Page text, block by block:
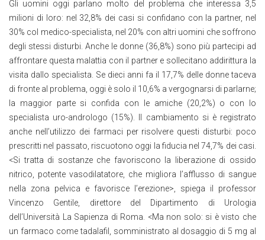
Gli uomini oggi parlano molto del problema che interessa 3,5
milioni di loro: nel 32,8% dei casi si confidano con la partner, nel
30% col medico-specialista, nel 20% con altri uomini che soffrono
degli stessi disturbi. Anche le donne (36,8%) sono più partecipi ad
affrontare questa malattia con il partner e sollecitano addirittura la
visita dallo specialista. Se dieci anni fa il 17,7% delle donne taceva
di fronte al problema, oggi è solo il 10,6% a vergognarsi di parlarne;
la maggior parte si confida con le amiche (20,2%) o con lo
specialista uro-andrologo (15%). Il cambiamento si è registrato
anche nell’utilizzo dei farmaci per risolvere questi disturbi: poco
prescritti nel passato, riscuotono oggi la fiducia nel 74,7% dei casi.
<Si tratta di sostanze che favoriscono la liberazione di ossido
nitrico, potente vasodilatatore, che migliora l’afflusso di sangue
nella zona pelvica e favorisce l’erezione>, spiega il professor
Vincenzo Gentile, direttore del Dipartimento di Urologia
dell’Università La Sapienza di Roma. <Ma non solo: si è visto che
un farmaco come tadalafil, somministrato al dosaggio di 5 mg al